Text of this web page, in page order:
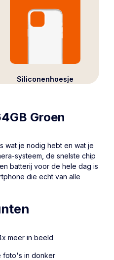
Siliconenhoesje
Groen
wat je nodig hebt en wat je
systeem, de snelste chip
batterij voor de hele dag is
die echt van alle
meer in beeld
foto's in donker